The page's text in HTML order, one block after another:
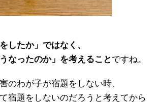
をしたか」ではなく、
なったのか」を考えることですね。
のわが子が宿題をしない時、
宿題をしないのだろうと考えてから